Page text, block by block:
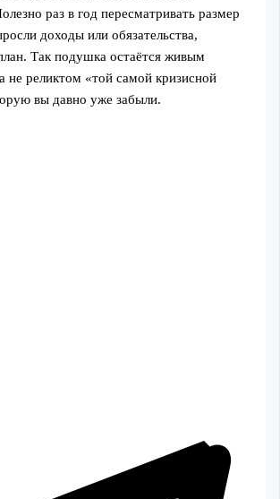
раз в год пересматривать размер
доходы или обязательства,
Так подушка остаётся живым
не реликтом «той самой кризисной
вы давно уже забыли.